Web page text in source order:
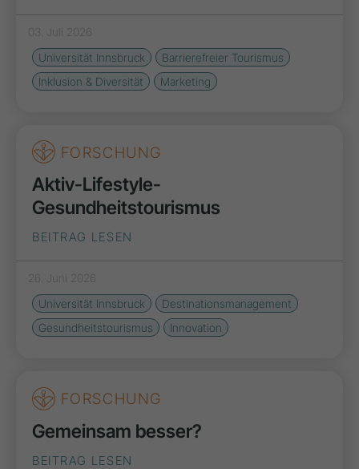
03. Juli 2026
Universität Innsbruck
Barrierefreier Tourismus
Inklusion & Diversität
Marketing
FORSCHUNG
Aktiv-Lifestyle-
Gesundheitstourismus
BEITRAG LESEN
26. Juni 2026
Universität Innsbruck
Destinationsmanagement
Gesundheitstourismus
Innovation
FORSCHUNG
Gemeinsam besser?
BEITRAG LESEN